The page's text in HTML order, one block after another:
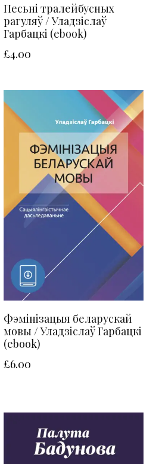
Песьні тралейбусных
рагуляў / Уладзіслаў
Гарбацкі (ebook)
£4.00
Фэмінізацыя беларускай
мовы / Уладзіслаў Гарбацкі
(ebook)
£6.00